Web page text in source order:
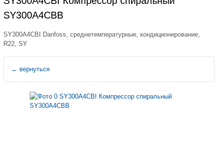
SY300A4CBB
SY300A4CBI Danfoss, среднетемпературные, кондиционирование,
R22, SY
← вернуться